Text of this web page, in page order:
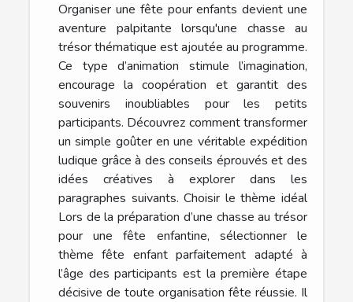
Organiser une fête pour enfants devient une
aventure palpitante lorsqu'une chasse au
trésor thématique est ajoutée au programme.
Ce type d’animation stimule l’imagination,
encourage la coopération et garantit des
souvenirs inoubliables pour les petits
participants. Découvrez comment transformer
un simple goûter en une véritable expédition
ludique grâce à des conseils éprouvés et des
idées créatives à explorer dans les
paragraphes suivants. Choisir le thème idéal
Lors de la préparation d’une chasse au trésor
pour une fête enfantine, sélectionner le
thème fête enfant parfaitement adapté à
l’âge des participants est la première étape
décisive de toute organisation fête réussie. Il